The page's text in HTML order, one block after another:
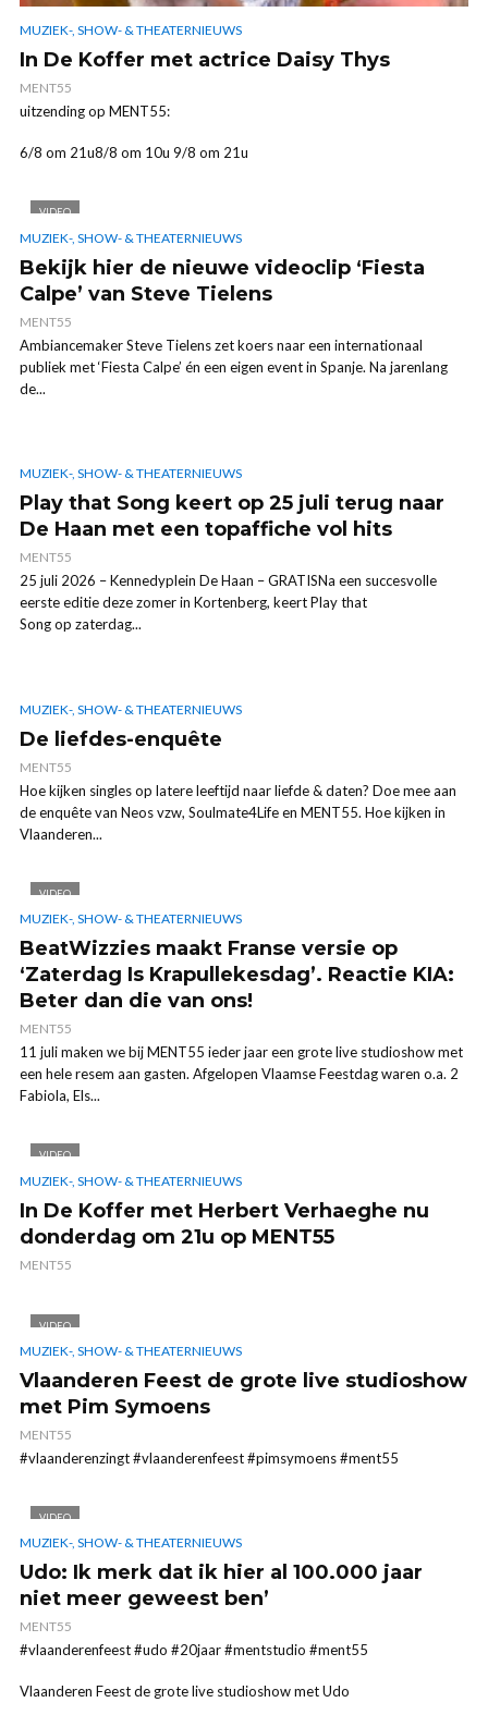
MUZIEK-, SHOW- & THEATERNIEUWS
In De Koffer met actrice Daisy Thys
MENT55
uitzending op MENT55:
6/8 om 21u8/8 om 10u 9/8 om 21u
VIDEO
MUZIEK-, SHOW- & THEATERNIEUWS
Bekijk hier de nieuwe videoclip ‘Fiesta
Calpe’ van Steve Tielens
MENT55
Ambiancemaker Steve Tielens zet koers naar een internationaal
publiek met ‘Fiesta Calpe’ én een eigen event in Spanje. Na jarenlang
de...
MUZIEK-, SHOW- & THEATERNIEUWS
Play that Song keert op 25 juli terug naar
De Haan met een topaffiche vol hits
MENT55
25 juli 2026 – Kennedyplein De Haan – GRATISNa een succesvolle
eerste editie deze zomer in Kortenberg, keert Play that
Song op zaterdag...
MUZIEK-, SHOW- & THEATERNIEUWS
De liefdes-enquête
MENT55
Hoe kijken singles op latere leeftijd naar liefde & daten? Doe mee aan
de enquête van Neos vzw, Soulmate4Life en MENT55. Hoe kijken in
Vlaanderen...
VIDEO
MUZIEK-, SHOW- & THEATERNIEUWS
BeatWizzies maakt Franse versie op
‘Zaterdag Is Krapullekesdag’. Reactie KIA:
Beter dan die van ons!
MENT55
11 juli maken we bij MENT55 ieder jaar een grote live studioshow met
een hele resem aan gasten. Afgelopen Vlaamse Feestdag waren o.a. 2
Fabiola, Els...
VIDEO
MUZIEK-, SHOW- & THEATERNIEUWS
In De Koffer met Herbert Verhaeghe nu
donderdag om 21u op MENT55
MENT55
VIDEO
MUZIEK-, SHOW- & THEATERNIEUWS
Vlaanderen Feest de grote live studioshow
met Pim Symoens
MENT55
#vlaanderenzingt #vlaanderenfeest #pimsymoens #ment55
VIDEO
MUZIEK-, SHOW- & THEATERNIEUWS
Udo: Ik merk dat ik hier al 100.000 jaar
niet meer geweest ben’
MENT55
#vlaanderenfeest #udo #20jaar #mentstudio #ment55
Vlaanderen Feest de grote live studioshow met Udo